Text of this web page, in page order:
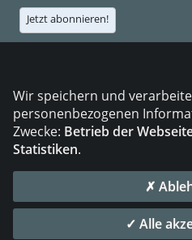
Jetzt abonnieren!
Die DVS Media GmbH ist
© 2026 DVS
Wir speichern und
personenbezogenen
Zwecke: Betrieb der
Statistiken.
✗
✓ Alle